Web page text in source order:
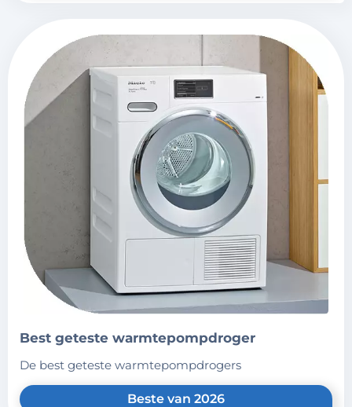
best geteste warmtepompdroger
de best geteste warmtepompdrogers
Beste van 2026